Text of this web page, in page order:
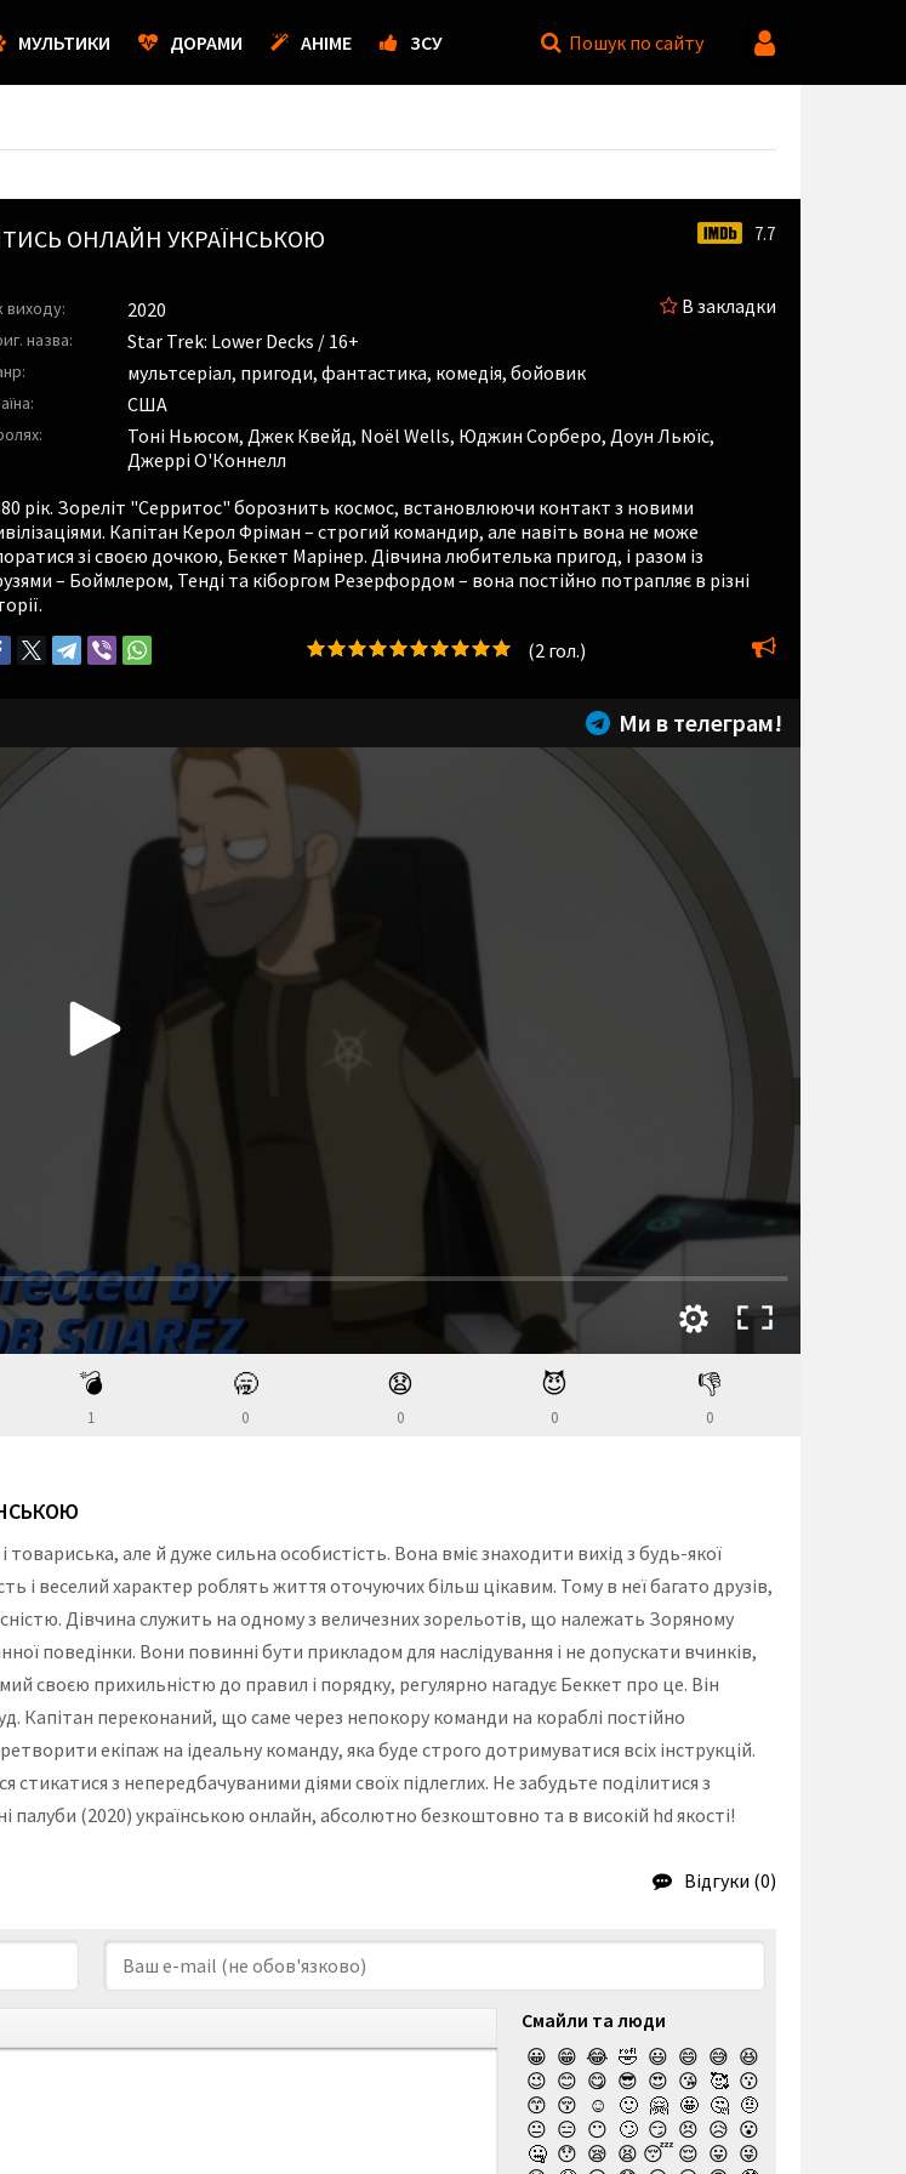
МУЛЬТИКИ ДОРАМИ АНІМЕ ЗСУ Пошук по сайту
ОНЛАЙН УКРАЇНСЬКОЮ 7.7
В закладки
виходу: 2020
назва: Star Trek: Lower Decks / 16+
мультсеріал, пригоди, фантастика, комедія, бойовик
США
Тоні Ньюсом, Джек Квейд, Noël Wells, Юджин Сорберо, Доун Льюїс,
Джеррі О'Коннелл
рік. Зореліт "Серритос" борознить космос, встановлюючи контакт з новими
Капітан Керол Фріман – строгий командир, але навіть вона не може
зі своєю дочкою, Беккет Марінер. Дівчина любителька пригод, і разом із
– Боймлером, Тенді та кіборгом Резерфордом – вона постійно потрапляє в різні
(2гол.)
Ми в телеграм!
💣
1
🥱
0
😧
0
😈
0
👎
0
але й дуже сильна особистість. Вона вміє знаходити вихід з будь-якої
і веселий характер роблять життя оточуючих більш цікавим. Тому в неї багато друзів,
Дівчина служить на одному з величезних зорельотів, що належать Зоряному
поведінки. Вони повинні бути прикладом для наслідування і не допускати вчинків,
своєю прихильністю до правил і порядку, регулярно нагадує Беккет про це. Він
Капітан переконаний, що саме через непокору команди на кораблі постійно
екіпаж на ідеальну команду, яка буде строго дотримуватися всіх інструкцій.
з непередбачуваними діями своїх підлеглих. Не забудьте поділитися з
палуби (2020) українською онлайн, абсолютно безкоштовно та в високій hd якості!
Відгуки (0)
Смайли та люди
😀 😁 😂 🤣 😃 😄 😅 😆
😉 😊 😋 😎 😍 😘 🥰 😗
😙 😚 ☺️ 🙂 🤗 🤩 🤔 🤨
😐 😑 😶 🙄 😏 😣 😥 😮
🤐 😯 😪 😫 😴 😌 😛 😜